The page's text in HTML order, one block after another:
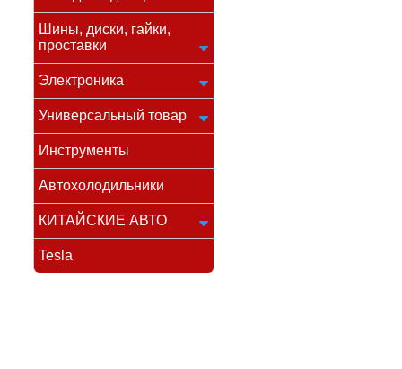
Шины, диски, гайки,
проставки
Электроника
Универсальный товар
Инструменты
Автохолодильники
КИТАЙСКИЕ АВТО
Tesla